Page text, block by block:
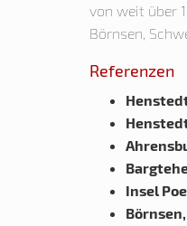
von weit über
Börnsen,
Referenzen
Insel